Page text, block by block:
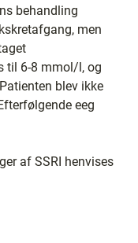
behandling
men
til 6-8 mmol/l, og
blev ikke
eeg
af SSRI henvises